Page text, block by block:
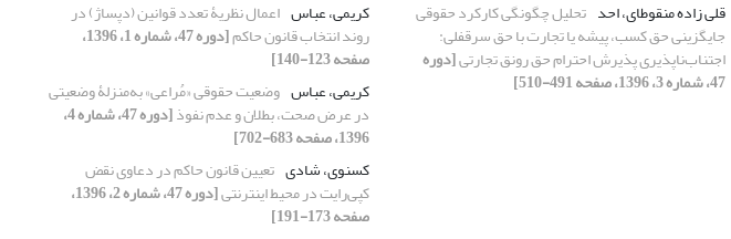
قلی زاده منقوطای، احد تحلیل چگونگی کارکرد حقوقی
جایگزینی حق کسب، پیشه یا تجارت با حق سرقفلی:
اجتناب‌ناپذیری پذیرش احترام حق رونق تجارتی[دوره
47، شماره 3، 1396، صفحه 491-510]
کریمی، عباس اعمال نظریۀ تعدد قوانین (دپساژ) در
روند انتخاب قانون حاکم [دوره 47، شماره 1، 1396،
صفحه 123-140]
کریمی، عباس وضعیت حقوقی «مُراعی» به‌منزلۀ وضعیتی
در عرض صحت، بطلان و عدم نفوذ [دوره 47، شماره 4،
1396، صفحه 683-702]
کسنوى، شادى تعیین قانون حاکم در دعاوى نقض
کپی‌رایت در محیط اینترنتى [دوره 47، شماره 2، 1396،
صفحه 173-191]